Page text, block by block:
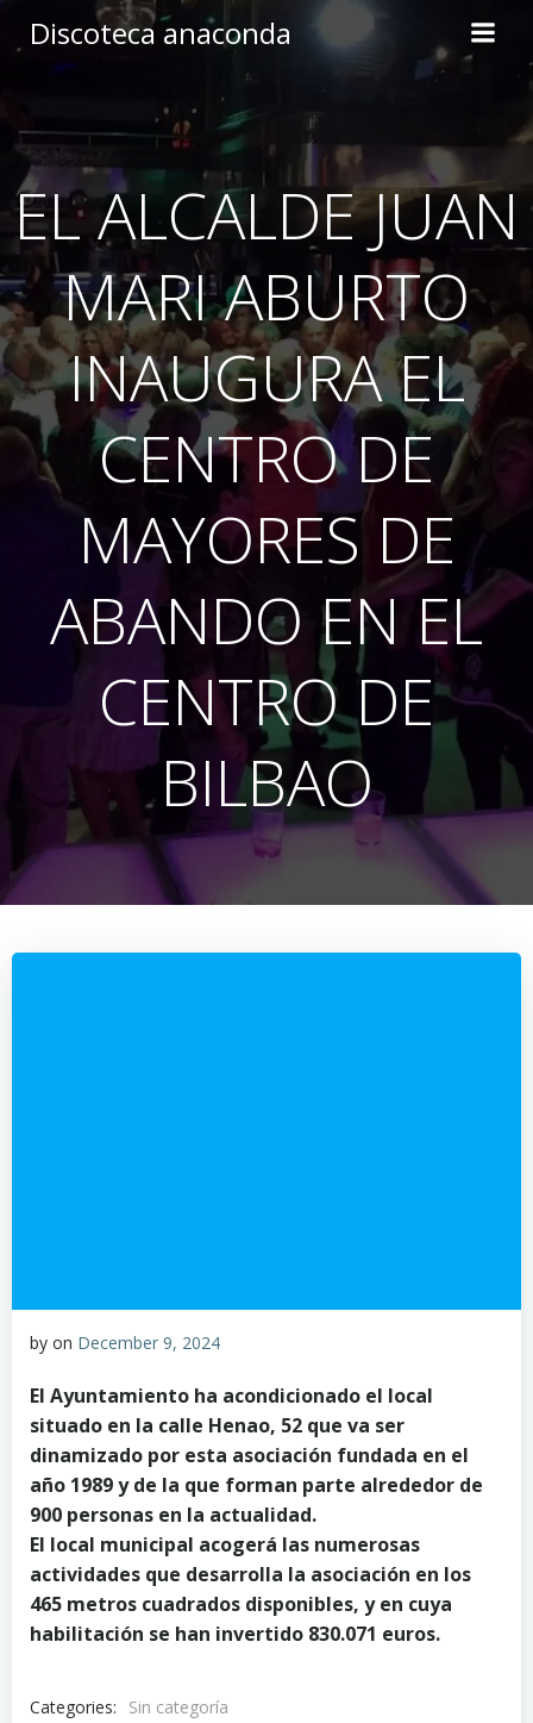
to
Discoteca anaconda
EL ALCALDE JUAN
MARI ABURTO
INAUGURA EL
CENTRO DE
MAYORES DE
ABANDO EN EL
CENTRO DE
BILBAO
by on December 9, 2024
El Ayuntamiento ha acondicionado el local
situado en la calle Henao, 52 que va ser
dinamizado por esta asociación fundada en el
año 1989 y de la que forman parte alrededor de
900 personas en la actualidad.
El local municipal acogerá las numerosas
actividades que desarrolla la asociación en los
465 metros cuadrados disponibles, y en cuya
habilitación se han invertido 830.071 euros.
Categories:
Sin categoría